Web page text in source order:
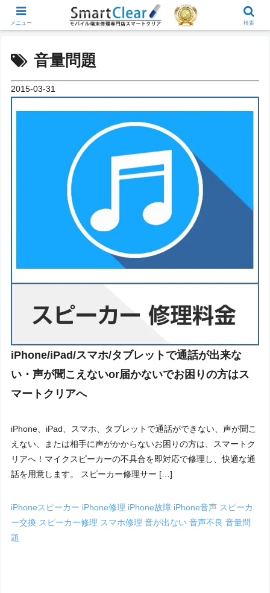
音量問題
2015-03-31
iPhone/iPad/スマホ/タブレットで通話が出来な
い・声が聞こえないor届かないでお困りの方はス
マートクリアへ
iPhone、iPad、スマホ、タブレットで通話ができない、声が聞こ
えない、または相手に声がかからないお困りの方は、スマートク
リアへ！マイクスピーカーの不具合を即対応で修理し、快適な通
話を用意します。 スピーカー修理サー […]
iPhoneスピーカー iPhone修理 iPhone故障 iPhone音声 スピーカ
ー交換 スピーカー修理 スマホ修理音が出ない音声不良音量問
題
メニュー 検索